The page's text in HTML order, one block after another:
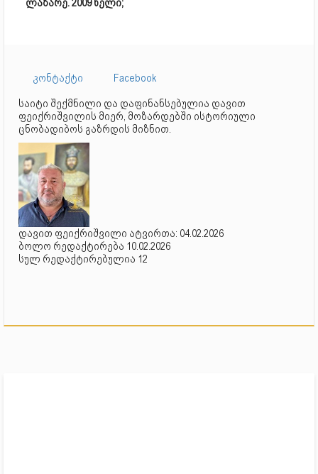
ლაზარე. 2009 წელი;
კონტაქტი
Facebook
საიტი შექმნილი და დაფინანსებულია დავით
ფეიქრიშვილის მიერ, მოზარდებში ისტორიული
ცნობადიბოს გაზრდის მიზნით.
დავით ფეიქრიშვილი ატვირთა: 04.02.2026
ბოლო რედაქტირება 10.02.2026
სულ რედაქტირებულია 12